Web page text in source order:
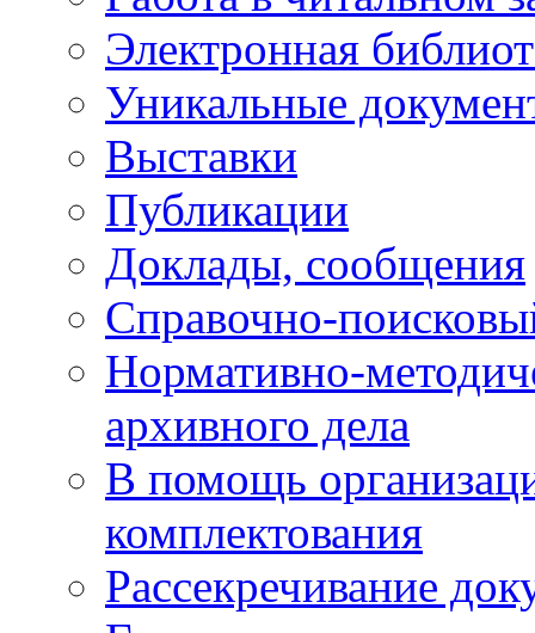
Электронная
Уникальные
Выставки
Публикации
Доклады, сообщения
Справочно-
Нормативно-
архивного дела
В помощь
комплектования
Рассекречивание